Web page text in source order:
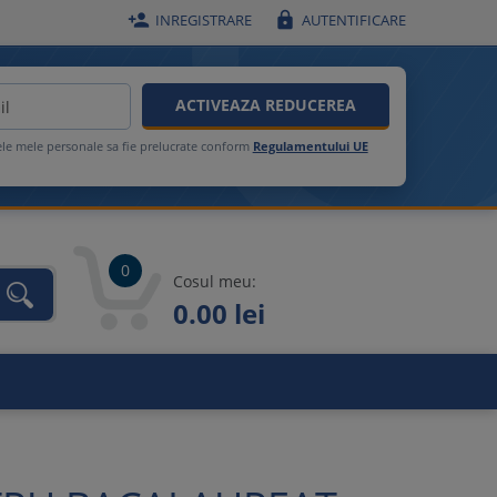
 INREGISTRARE  AUTENTIFICARE
ACTIVEAZA REDUCEREA
mele personale sa fie prelucrate conform Regulamentului UE
0
Cosul meu:
0.00 lei